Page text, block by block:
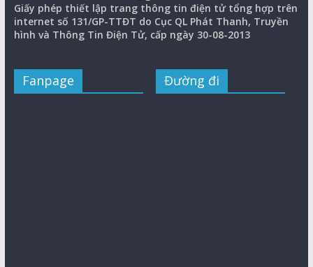
Giấy phép thiết lập trang thông tin điện tử tổng hợp trên
internet số 131/GP-TTĐT do Cục QL Phát Thanh, Truyền
hình và Thông Tin Điện Tử, cấp ngày 30-08-2013
Fanpage Đường đi